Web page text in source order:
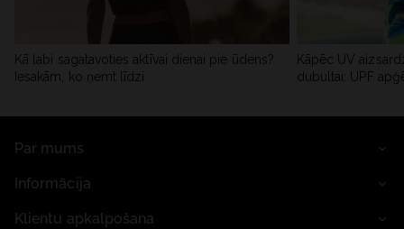
Kā labi sagatavoties aktīvai dienai pie ūdens?
Iesakām, ko ņemt līdzi
Kāpēc UV
dubultai: UPF
Par mums
Informācija
Klientu apkalpošana